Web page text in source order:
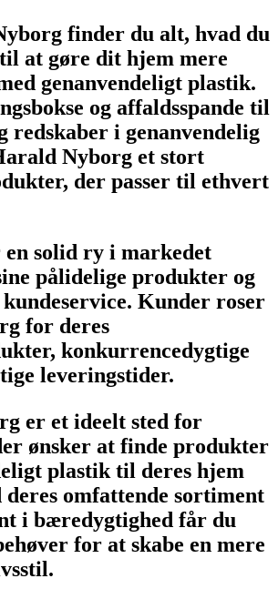
finder du alt, hvad du
at gøre dit hjem mere
genanvendeligt plastik.
og affaldsspande til
redskaber i genanvendelig
Nyborg et stort
der passer til ethvert
solid ry i markedet
pålidelige produkter og
Kunder roser
for deres
konkurrencedygtige
leveringstider.
er et ideelt sted for
ønsker at finde produkter
plastik til deres hjem
deres omfattende sortiment
i bæredygtighed får du
for at skabe en mere